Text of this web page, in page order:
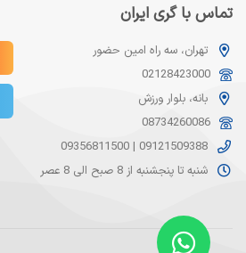
تماس با گری ایران
تهران، سه راه امین حضور
02128423000
بانه، بلوار ورزش
08734260086
09121509388
|
09356811500
شنبه تا پنجشنبه از 8 صبح الی 8 عصر